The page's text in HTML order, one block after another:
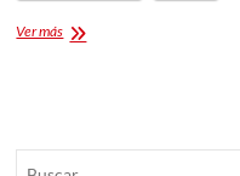
Ver másJulión